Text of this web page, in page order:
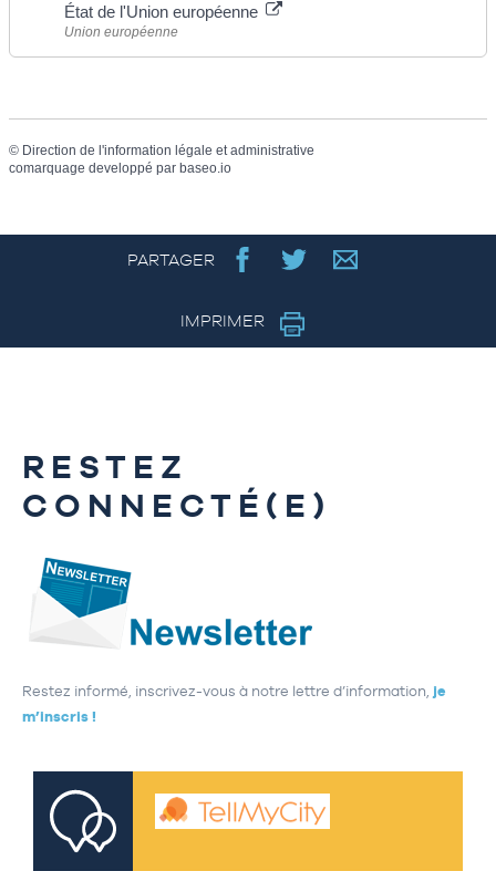
État de l'Union européenne
Union européenne
© Direction de l'information légale et administrative
comarquage developpé par baseo.io
PARTAGER
IMPRIMER
RESTEZ
CONNECTÉ(E)
Restez informé, inscrivez-vous à notre lettre d’information, je
m’inscris !